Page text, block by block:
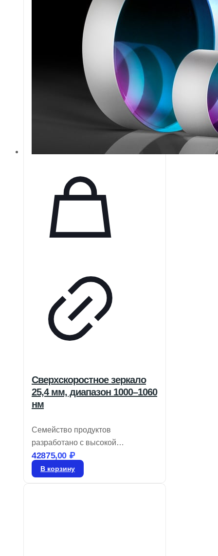
Сверхскоростное зеркало
25,4 мм, диапазон 1000–1060
нм
Семейство продуктов
разработано с высокой
отражательной способностью для
быстрого управления лазерными
42875,00 ₽
В корзину